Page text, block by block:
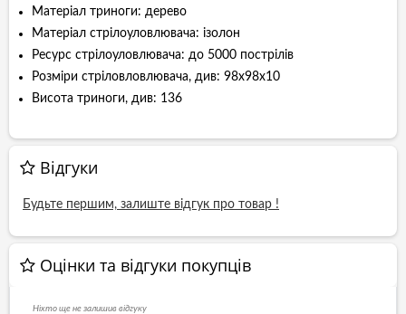
Матеріал триноги: дерево
Матеріал стрілоуловлювача: ізолон
Ресурс стрілоуловлювача: до 5000 пострілів
Розміри стріловловлювача, див: 98х98х10
Висота триноги, див: 136
Відгуки
Будьте першим, залиште відгук про товар !
Оцінки та відгуки покупців
Ніхто ще не залишив відгуку